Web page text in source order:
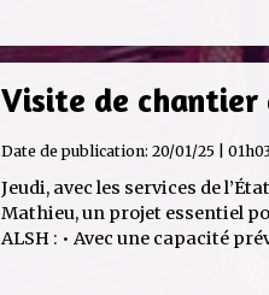
Visite de chantier
Date de publication: 20/01/25 | 01h03
Jeudi, avec les services de
Mathieu, un projet essentiel
ALSH : • Avec une capacité